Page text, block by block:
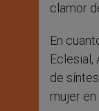
clamor
En
de
mujer